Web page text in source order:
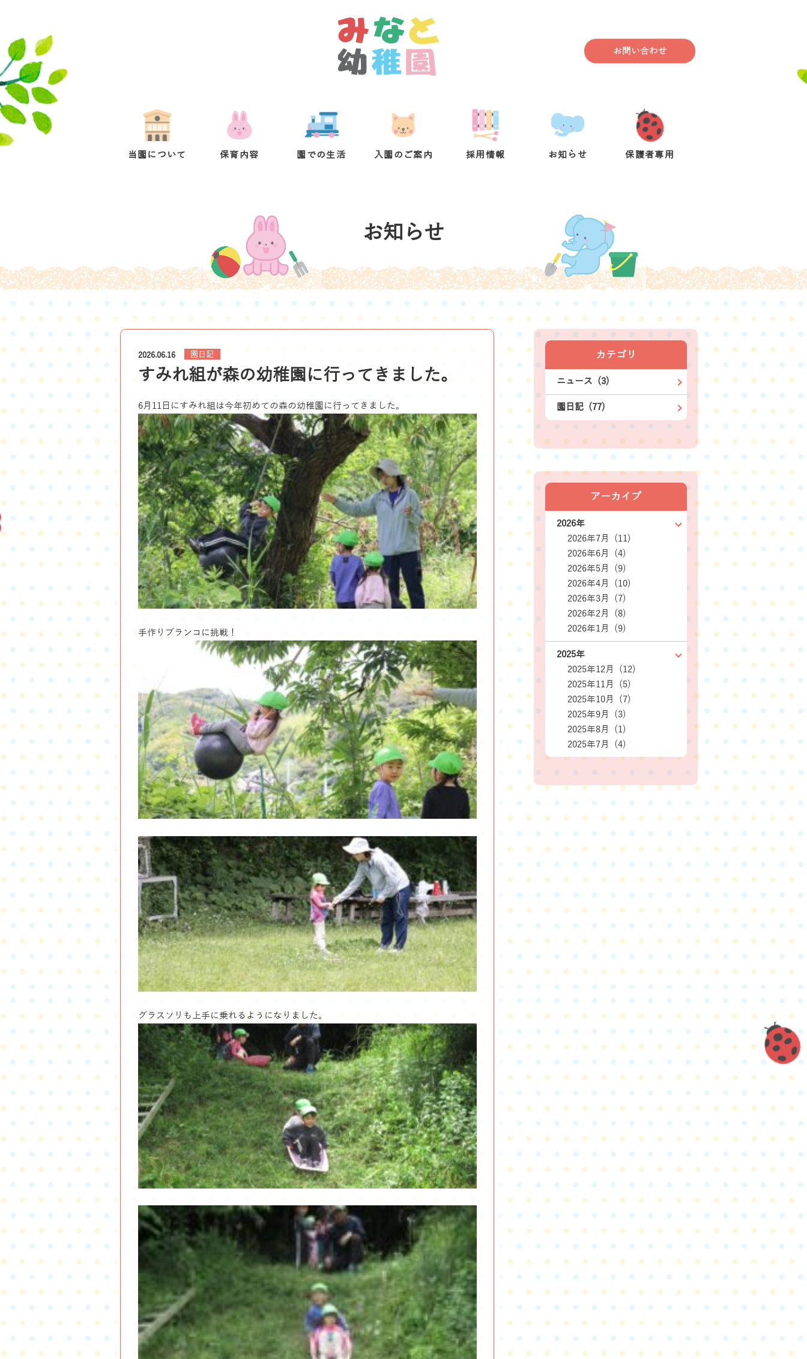
お問い合わせ
当園について 保育内容 園での生活 入園のご案内 採用情報 お知らせ 保護者専用
お知らせ
2026.06.16 園日記
すみれ組が森の幼稚園に行ってきました。
6月11日にすみれ組は今年初めての森の幼稚園に行ってきました。
手作りブランコに挑戦！
グラスソリも上手に乗れるようになりました。
カテゴリ
ニュース (3)
園日記 (77)
アーカイブ
2026年
2026年7月 (11)
2026年6月 (4)
2026年5月 (9)
2026年4月 (10)
2026年3月 (7)
2026年2月 (8)
2026年1月 (9)
2025年
2025年12月 (12)
2025年11月 (5)
2025年10月 (7)
2025年9月 (3)
2025年8月 (1)
2025年7月 (4)